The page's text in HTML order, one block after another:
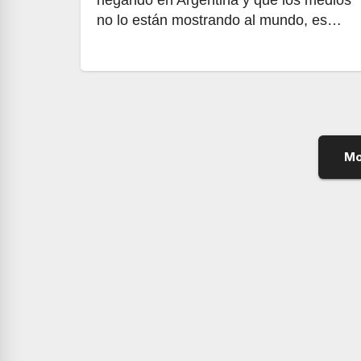
no lo están mostrando al mundo, es…